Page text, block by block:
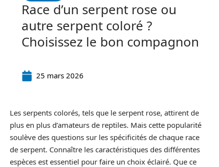
Race d’un serpent rose ou
autre serpent coloré ?
Choisissez le bon compagnon
25 mars 2026
Les serpents colorés, tels que le serpent rose, attirent de
plus en plus d’amateurs de reptiles. Mais cette popularité
soulève des questions sur les spécificités de chaque race
de serpent. Connaître les caractéristiques des différentes
espèces est essentiel pour faire un choix éclairé. Que ce